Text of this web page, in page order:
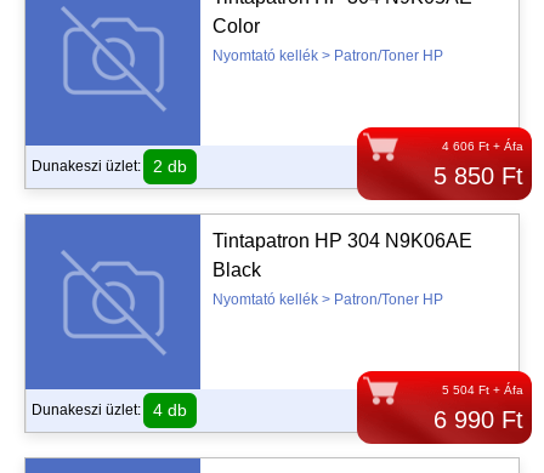
4 606 Ft + Áfa
5 850 Ft
Color
Nyomtató kellék > Patron/Toner HP
Dunakeszi üzlet: 2 db
5 504 Ft + Áfa
6 990 Ft
Tintapatron HP 304 N9K06AE
Black
Nyomtató kellék > Patron/Toner HP
Dunakeszi üzlet: 4 db